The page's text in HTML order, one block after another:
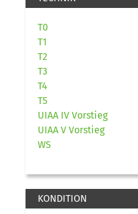
T0
T1
T2
T3
T4
T5
UIAA IV Vorstieg
UIAA V Vorstieg
WS
KONDITION